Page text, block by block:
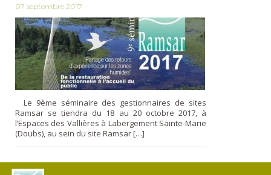
07 septembre 2017
Le 9ème séminaire des gestionnaires de sites
Ramsar se tiendra du 18 au 20 octobre 2017, à
l’Espaces des Vallières à Labergement Sainte-Marie
(Doubs), au sein du site Ramsar […]